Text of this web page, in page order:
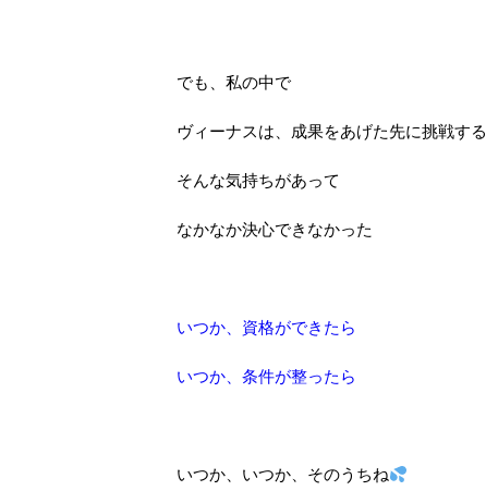
でも、私の中で
ヴィーナスは、成果をあげた先に挑戦す
そんな気持ちがあって
なかなか決心できなかった
いつか、資格ができたら
いつか、条件が整ったら
いつか、いつか、そのうちね